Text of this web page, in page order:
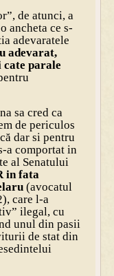
de atunci, a
ancheta ce s-
adevaratele
adevarat,
cate parale
sa cred ca
de periculos
dar si pentru
a comportat in
al Senatului
in fata
(avocatul
care l-a
ilegal, cu
unul din pasii
de stat din